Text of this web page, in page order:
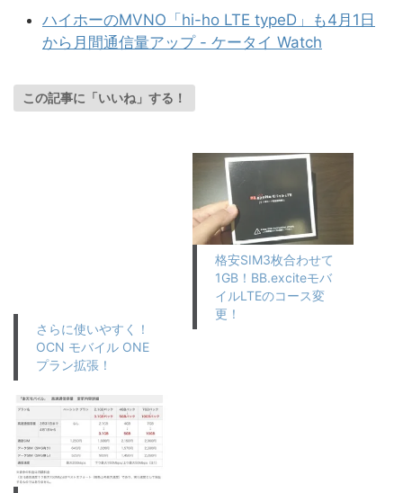
ハイホーのMVNO「hi-ho LTE typeD」も4月1日
から月間通信量アップ - ケータイ Watch
この記事に「いいね」する！
さらに使いやすく！
OCN モバイル ONE
プラン拡張！
格安SIM3枚合わせて
1GB！BB.exciteモバ
イルLTEのコース変
更！